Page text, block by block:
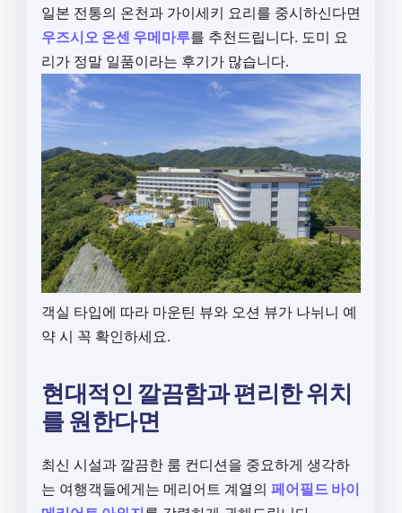
일본 전통의 온천과 가이세키 요리를 중시하신다면
우즈시오 온센 우메마루를 추천드립니다. 도미 요
리가 정말 일품이라는 후기가 많습니다.
객실 타입에 따라 마운틴 뷰와 오션 뷰가 나뉘니 예
약 시 꼭 확인하세요.
현대적인 깔끔함과 편리한 위치
를 원한다면
최신 시설과 깔끔한 룸 컨디션을 중요하게 생각하
는 여행객들에게는 메리어트 계열의 페어필드 바이